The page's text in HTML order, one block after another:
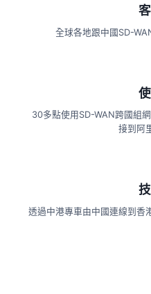
全球各地跟中國SD-
30多點使用SD-WAN跨國組
接到阿
透過中港專車由中國連線到香